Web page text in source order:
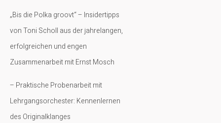
„Bis die Polka groovt“ – Insidertipps
von Toni Scholl aus der jahrelangen,
erfolgreichen und engen
Zusammenarbeit mit Ernst Mosch
– Praktische Probenarbeit mit
Lehrgangsorchester: Kennenlernen
des Originalklanges